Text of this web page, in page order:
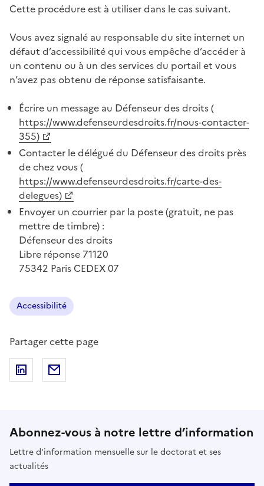
Cette procédure est à utiliser dans le cas suivant.
Vous avez signalé au responsable du site internet un
défaut d’accessibilité qui vous empêche d’accéder à
un contenu ou à un des services du portail et vous
n’avez pas obtenu de réponse satisfaisante.
Écrire un message au Défenseur des droits (
(Ouvre une nouvelle fenêtre)
https://www.defenseurdesdroits.fr/nous-contacter-
355)
Contacter le délégué du Défenseur des droits près
de chez vous (
(Ouvre une nouvelle fenêtre)
https://www.defenseurdesdroits.fr/carte-des-
delegues)
Envoyer un courrier par la poste (gratuit, ne pas
mettre de timbre) :
Défenseur des droits
Libre réponse 71120
75342 Paris CEDEX 07
Accessibilité
Partager cette page
Partager sur LinkedIn
Abonnez-vous à notre lettre d’information
Lettre d'information mensuelle sur le doctorat et ses
actualités